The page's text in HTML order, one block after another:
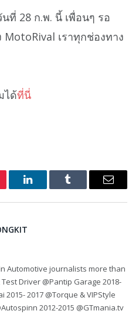
ที่ 28 ก.พ. นี้ เพื่อนๆ รอ
เราทุกช่องทาง
ได้ที่นี่
LinkedInTumblr Email
Automotive journalists more than
Driver @Pantip Garage 2018-
2015- 2017 @Torque & VIPStyle
2012-2015 @GTmania.tv